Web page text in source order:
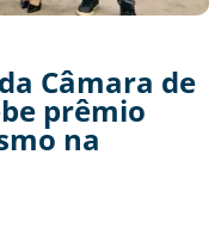
Câmara de
prêmio
na